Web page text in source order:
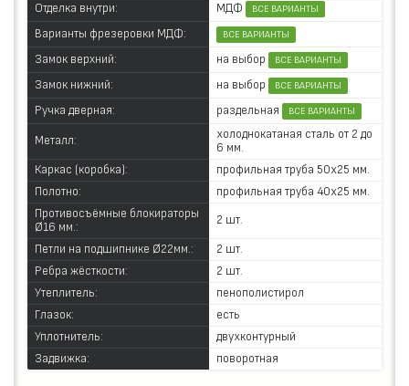
Отделка внутри: МДФ ВСЕ ВАРИАНТЫ
Варианты фрезеровки МДФ: ВСЕ ВАРИАНТЫ
Замок верхний: на выбор ВСЕ ВАРИАНТЫ
Замок нижний: на выбор ВСЕ ВАРИАНТЫ
Ручка дверная: раздельная ВСЕ ВАРИАНТЫ
Металл:
холоднокатаная сталь от 2 до
6 мм.
Каркас (коробка):
профильная труба 50х25 мм.
Полотно:
профильная труба 40х25 мм.
Противосъёмные блокираторы
Ø16 мм.:
2 шт.
Петли на подшипнике Ø22мм.:
2 шт.
Ребра жёсткости:
2 шт.
Утеплитель:
пенополистирол
Глазок:
есть
Уплотнитель:
двухконтурный
Задвижка:
поворотная